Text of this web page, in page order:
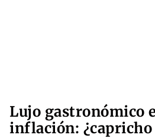
Lujo gastronómico
inflación: